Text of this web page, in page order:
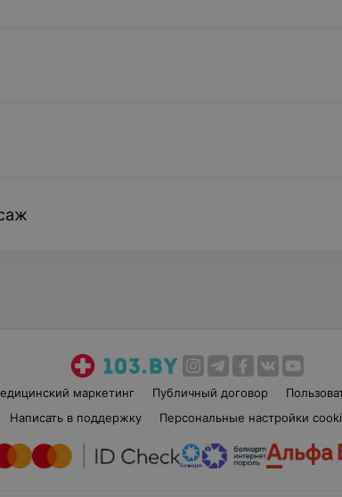
маркетинг Публичный договор
Написать в поддержку Персональные настройки